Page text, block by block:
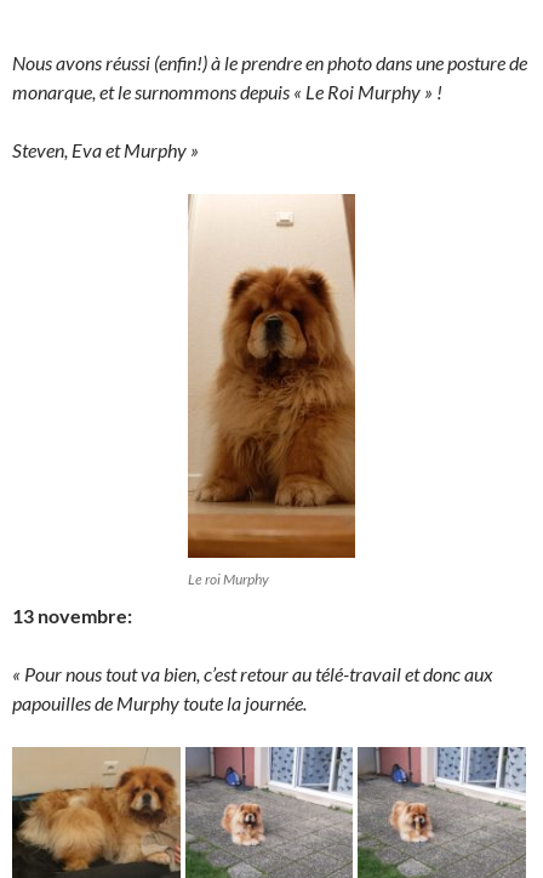
Nous avons réussi (enfin!) à le prendre en photo dans une posture de
monarque, et le surnommons depuis « Le Roi Murphy » !
Steven, Eva et Murphy »
Le roi Murphy
13 novembre:
« Pour nous tout va bien, c’est retour au télé-travail et donc aux
papouilles de Murphy toute la journée.